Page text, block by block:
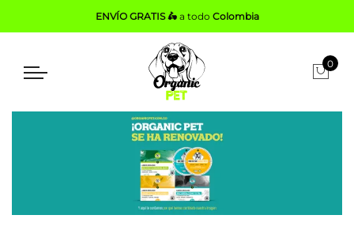
ENVÍO GRATIS 🛵a todo Colombia
0